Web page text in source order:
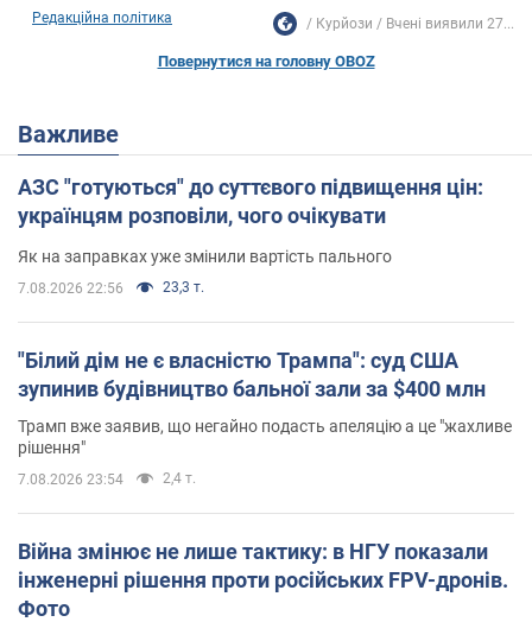
Редакційна політика Курйози Вчені виявили 27...
Повернутися на головну OBOZ
Важливе
АЗС "готуються" до суттєвого підвищення цін:
українцям розповіли, чого очікувати
Як на заправках уже змінили вартість пального
7.08.2026 22:56 23,3 т.
"Білий дім не є власністю Трампа": суд США
зупинив будівництво бальної зали за $400 млн
Трамп вже заявив, що негайно подасть апеляцію а це "жахливе
рішення"
7.08.2026 23:54 2,4 т.
Війна змінює не лише тактику: в НГУ показали
інженерні рішення проти російських FPV-дронів.
Фото